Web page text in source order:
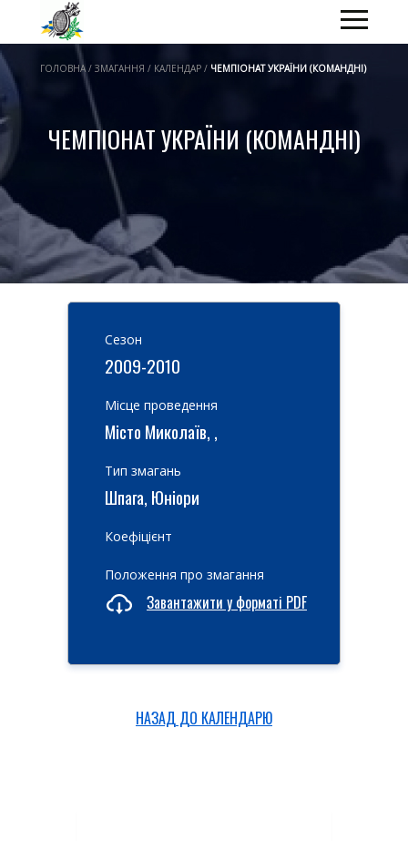
ГОЛОВНА / ЗМАГАННЯ / КАЛЕНДАР / ЧЕМПІОНАТ УКРАЇНИ (КОМАНДНІ)
ЧЕМПІОНАТ УКРАЇНИ (КОМАНДНІ)
Cезон
2009-2010
Місце проведення
Місто Миколаїв, ,
Тип змагань
Шпага, Юніори
Коефіцієнт
Положення про змагання
Завантажити у форматі PDF
НАЗАД ДО КАЛЕНДАРЮ